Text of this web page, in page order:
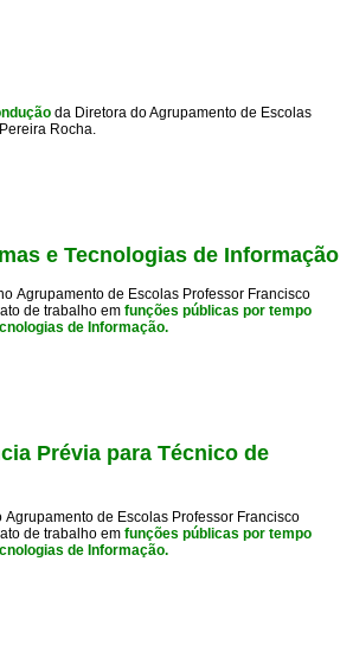
da Diretora do Agrupamento de Escolas
Rocha.
e Tecnologias de Informação
Agrupamento de Escolas Professor Francisco
de trabalho em funções públicas por tempo
de Informação.
Prévia para Técnico de
de Escolas Professor Francisco
de trabalho em funções públicas por tempo
de Informação.